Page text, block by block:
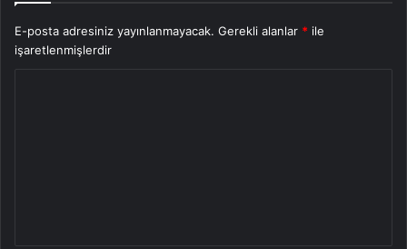
E-posta adresiniz yayınlanmayacak. Gerekli alanlar * ile
işaretlenmişlerdir